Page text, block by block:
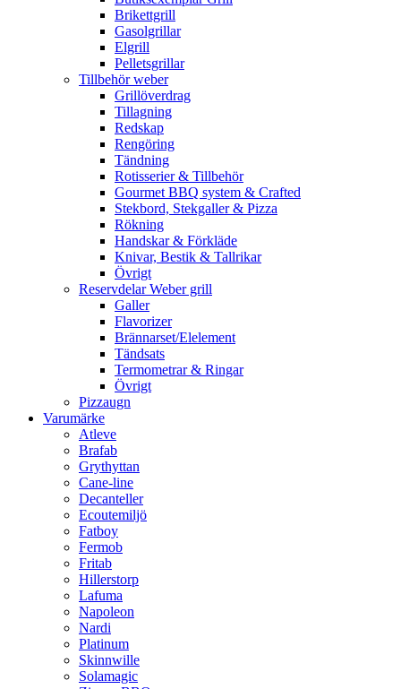
Brikettgrill
Gasolgrillar
Elgrill
Pelletsgrillar
Tillbehör weber
Grillöverdrag
Tillagning
Redskap
Rengöring
Tändning
Rotisserier & Tillbehör
Gourmet BBQ system & Crafted
Stekbord, Stekgaller & Pizza
Rökning
Handskar & Förkläde
Knivar, Bestik & Tallrikar
Övrigt
Reservdelar Weber grill
Galler
Flavorizer
Brännarset/Elelement
Tändsats
Termometrar & Ringar
Övrigt
Pizzaugn
Varumärke
Atleve
Brafab
Grythyttan
Cane-line
Decanteller
Ecoutemiljö
Fatboy
Fermob
Fritab
Hillerstorp
Lafuma
Napoleon
Nardi
Platinum
Skinnwille
Solamagic